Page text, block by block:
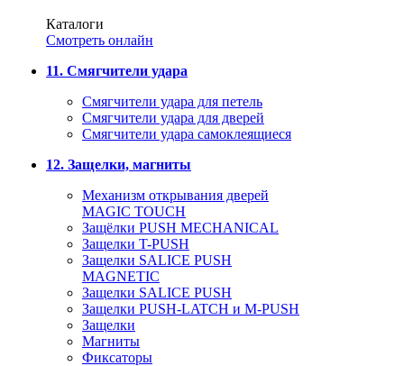
Каталоги
Смотреть онлайн
11. Смягчители удара
Смягчители удара для петель
Смягчители удара для дверей
Cмягчители удара самоклеящиеся
12. Защелки, магниты
Механизм открывания дверей
MAGIC TOUCH
Защёлки PUSH MECHANICAL
Защелки T-PUSH
Защелки SALICE PUSH
MAGNETIC
Защелки SALICE PUSH
Защелки PUSH-LATCH и M-PUSH
Защелки
Магниты
Фиксаторы